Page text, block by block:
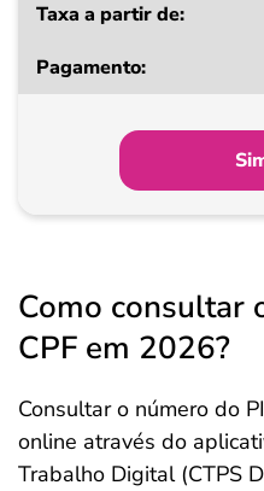
Como consultar
CPF em 2026?
Consultar o número do
online através do
Trabalho Digital (CTPS